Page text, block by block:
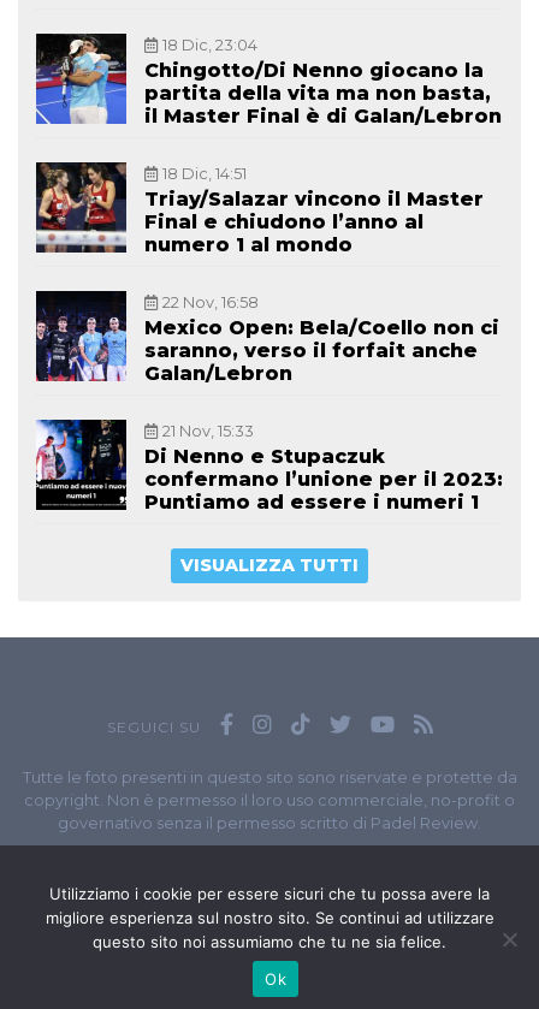
18 Dic, 23:04
Chingotto/Di Nenno giocano la
partita della vita ma non basta,
il Master Final è di Galan/Lebron
18 Dic, 14:51
Triay/Salazar vincono il Master
Final e chiudono l’anno al
numero 1 al mondo
22 Nov, 16:58
Mexico Open: Bela/Coello non ci
saranno, verso il forfait anche
Galan/Lebron
21 Nov, 15:33
Di Nenno e Stupaczuk
confermano l’unione per il 2023:
Puntiamo ad essere i numeri 1
VISUALIZZA TUTTI
SEGUICI SU
Tutte le foto presenti in questo sito sono riservate e protette da
copyright. Non è permesso il loro uso commerciale, no-profit o
governativo senza il permesso scritto di Padel Review.
// P.I. 11965351007
© Copyright 2020-2026 // Web DeveloperMatteo Manna
Utilizziamo i cookie per essere sicuri che tu possa avere la
migliore esperienza sul nostro sito. Se continui ad utilizzare
questo sito noi assumiamo che tu ne sia felice.
Ok